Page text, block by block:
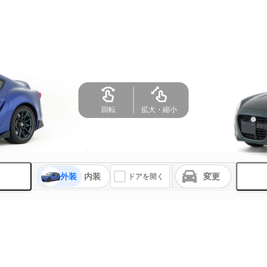
外装 内装 ドアを開く 変更
回転 拡大・縮小